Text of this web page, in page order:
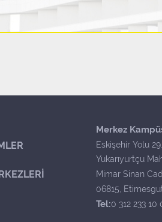
Merkez
Eskişehir Yolu
Yukarıyurtçu
Mimar Sinan
06815,
Tel:0 312 233 10